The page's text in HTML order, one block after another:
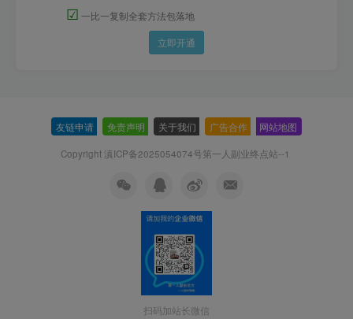
☑ 一比一复制全套方法包落地
立即开通
友链申请 免责声明 关于我们 广告合作 网站地图
Copyright 滇ICP备2025054074号第一人副业终点站--1
扫码加站长微信